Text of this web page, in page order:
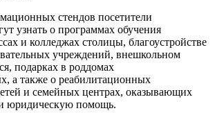
стендов посетители
узнать о программах обучения
и колледжах столицы, благоустройстве
учреждений, внешкольном
подарках в роддомах
а также о реабилитационных
и семейных центрах, оказывающих
юридическую помощь.